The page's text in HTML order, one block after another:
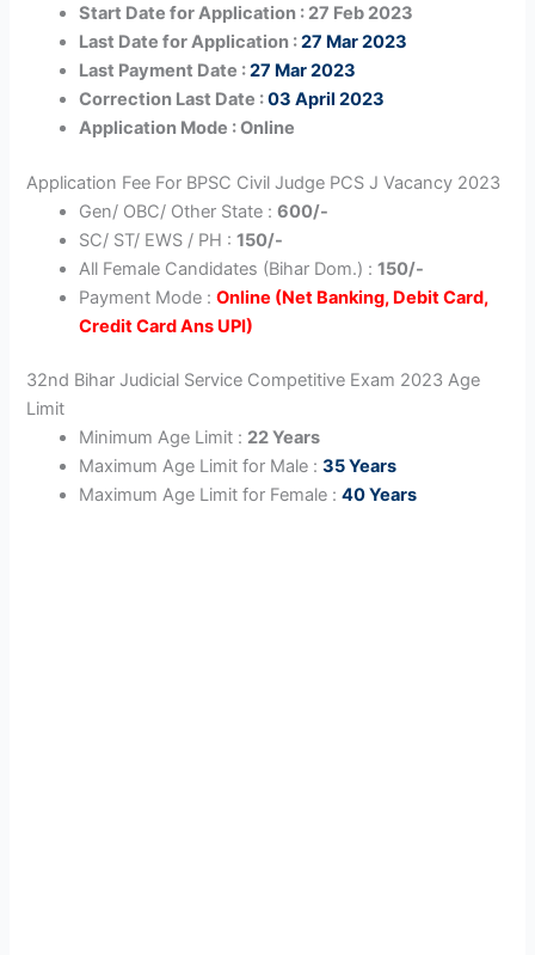
Start Date for Application : 27 Feb 2023
Last Date for Application :27 Mar 2023
Last Payment Date :27 Mar 2023
Correction Last Date :03 April 2023
Application Mode : Online
Application Fee For BPSC Civil Judge PCS J Vacancy 2023
Gen/ OBC/ Other State :600/-
SC/ ST/ EWS / PH :150/-
All Female Candidates (Bihar Dom.) :150/-
Payment Mode :Online (Net Banking, Debit Card,
Credit Card Ans UPI)
32nd Bihar Judicial Service Competitive Exam 2023 Age
Limit
Minimum Age Limit : 22 Years
Maximum Age Limit for Male :35 Years
Maximum Age Limit for Female :40 Years